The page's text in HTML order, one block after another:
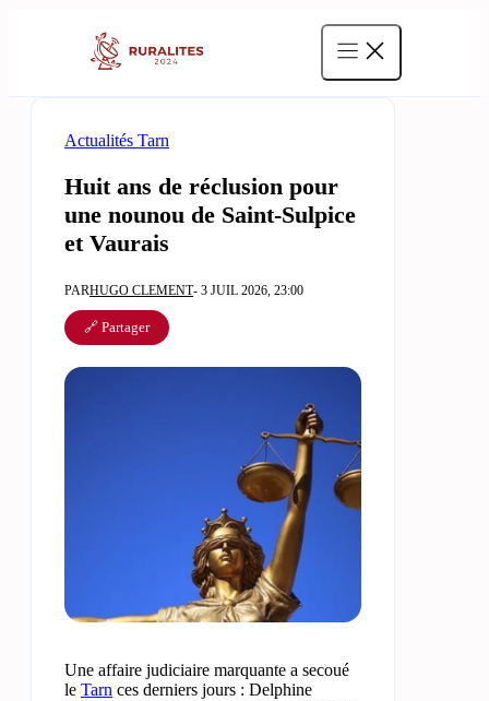
Actualités Tarn
Huit ans de réclusion pour
une nounou de Saint-Sulpice
et Vaurais
PARHUGO CLEMENT- 3 JUIL 2026, 23:00
🔗 Partager
Une affaire judiciaire marquante a secoué
le Tarn ces derniers jours : Delphine